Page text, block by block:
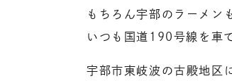
もちろん宇部のラーメン
いつも国道190号線を車
宇部市東岐波の古殿地区